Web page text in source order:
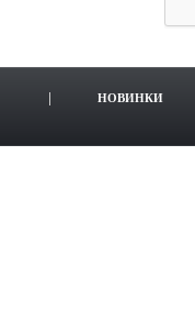
НОВИНКИ